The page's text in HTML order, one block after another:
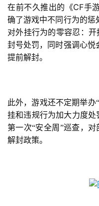
游
戏
休
闲
2
0
2
5
在前不久推出的《CF手
确了游戏中不同行为的惩
对外挂行为的零容忍：开
封号处罚，同时强调心悦
提前解封。
此外，游戏还不定期举
挂和违规行为加大力度处
第一次“安全周”巡查，对
解封政策。